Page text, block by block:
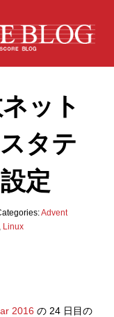
ット
タテ
定
Advent
Linux
2016 の 24 日目の